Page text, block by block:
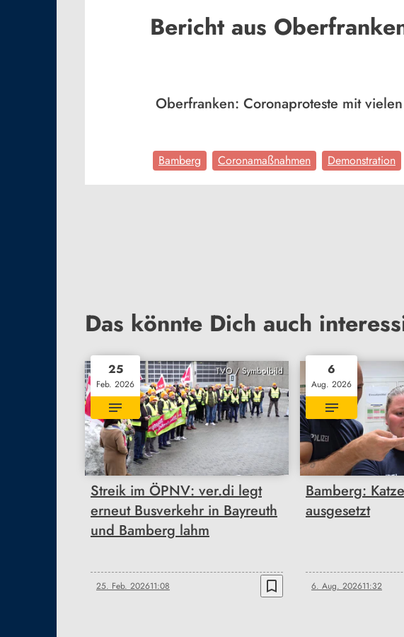
Bericht aus
Oberfranken: Coronaproteste mit
Bamberg Coronamaßnahmen Demonstration
Das könnte Dich auch
TVO / Symbolbild
25
Feb. 2026
Streik im ÖPNV: ver.di legt
erneut Busverkehr in Bayreuth
und Bamberg lahm
25. Feb. 202611:08 bookmark_border
6
Aug. 2026
Bamberg:
ausgesetzt
6. Aug. 202611:32